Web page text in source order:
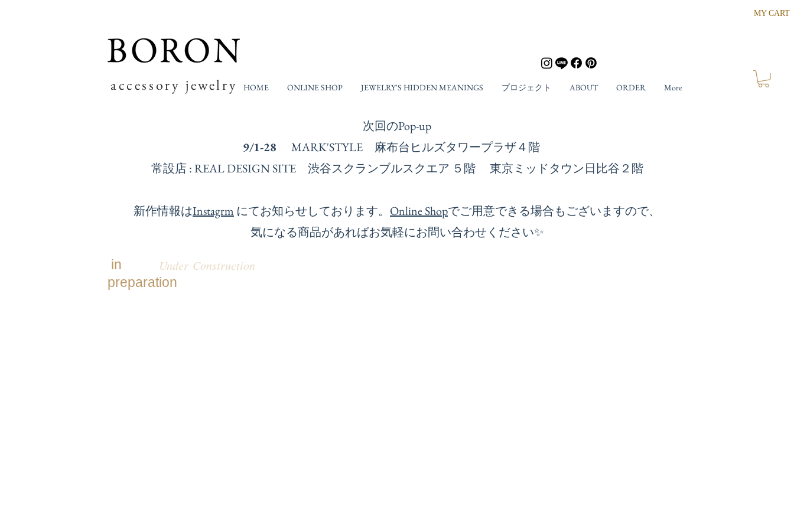
MY CART
HOME ONLINE SHOP JEWELRY'S HIDDEN MEANINGS プロジェクト ABOUT ORDER More
accessory jewelry
次回の​Pop-up
9/1-28
MARK'STYLE 麻布台ヒルズタワープラザ４階
常設店 : REAL DESIGN SITE 渋谷スクランブルスクエア ５階 東京ミッドタウン日比谷２階
新作情報はInstagrm にてお知らせしております。 Online Shopでご用意できる場合もございますので、
気になる商品があればお気軽にお問い合わせください✨
Under Construction
​ in
preparation